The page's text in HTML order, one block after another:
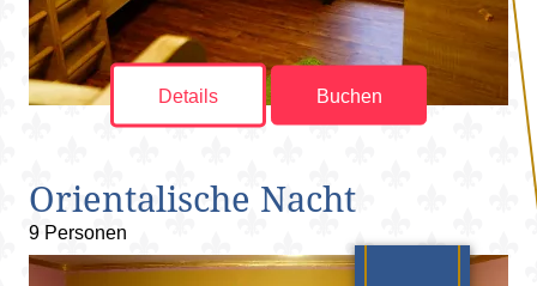
Details Buchen
Orientalische Nacht
9 Personen